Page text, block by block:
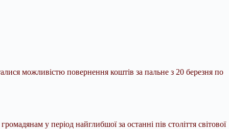
можливістю повернення коштів за пальне з 20 березня по
у період найглибшої за останні пів століття світової